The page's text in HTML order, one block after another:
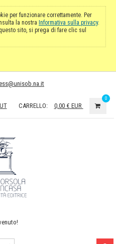
per funzionare correttamente. Per
la nostra Informativa sulla privacy.
sito, si prega di fare clic sul
CARRELLO: 0,00 € EUR
0